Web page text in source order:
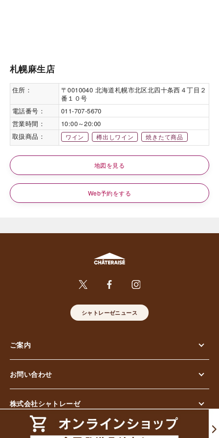
札幌麻生店
住所：
〒0010040 北海道札幌市北区北四十条西４丁目２
番１０号
電話番号：
011-707-5670
営業時間：
10:00～20:00
取扱商品：
ワイン 樽出しワイン 焼きたて商品
地図を見る
Web予約をする
シャトレーゼニュース
ご案内
お問い合わせ
株式会社シャトレーゼ
© Chateraise Co.,Ltd. All Rights Reserved.